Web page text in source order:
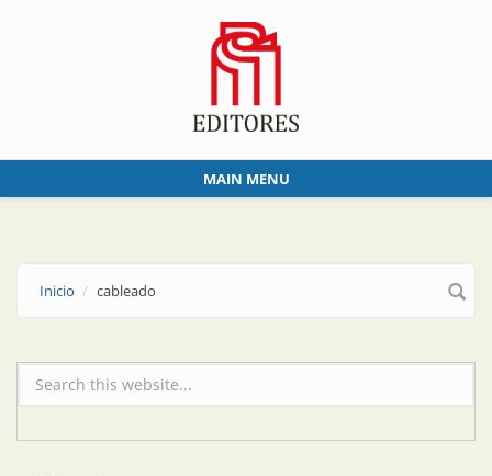
MAIN MENU
Inicio cableado
Formulario de búsqueda